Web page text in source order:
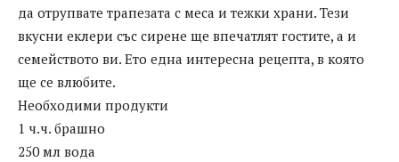
да отрупвате трапезата с меса и тежки храни. Тези
вкусни еклери със сирене ще впечатлят гостите, а и
семейството ви. Ето една интересна рецепта, в която
ще се влюбите.
Необходими продукти
1 ч.ч. брашно
250 мл вода